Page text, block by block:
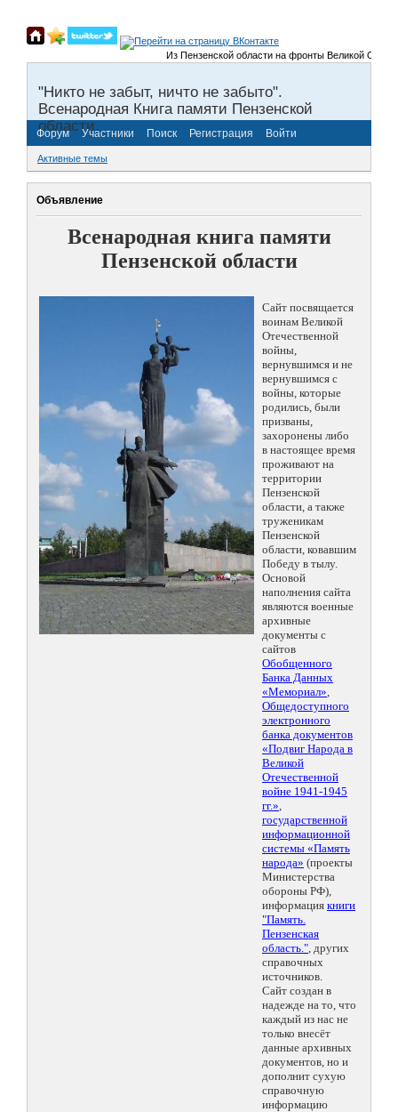
Из Пензенской области на фронты Великой
"Никто не забыт, ничто не забыто".
Всенародная Книга памяти Пензенской
области.
Форум Участники Поиск Регистрация Войти
Активные темы
Объявление
Всенародная книга памяти
Пензенской области
Сайт посвящается
воинам Великой
Отечественной
войны,
вернувшимся и не
вернувшимся с
войны, которые
родились, были
призваны,
захоронены либо
в настоящее время
проживают на
территории
Пензенской
области, а также
труженикам
Пензенской
области, ковавшим
Победу в тылу.
Основой
наполнения сайта
являются военные
архивные
документы с
сайтов
Обобщенного
Банка Данных
«Мемориал»,
Общедоступного
электронного
банка документов
«Подвиг Народа в
Великой
Отечественной
войне 1941-1945
гг.»,
государственной
информационной
системы «Память
народа» (проекты
Министерства
обороны РФ),
информация книги
"Память.
Пензенская
область.", других
справочных
источников.
Сайт создан в
надежде на то, что
каждый из нас не
только внесёт
данные архивных
документов, но и
дополнит сухую
справочную
информацию